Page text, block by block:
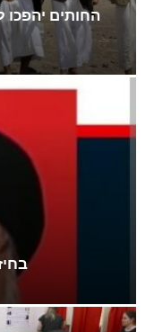
החותים יהפכו